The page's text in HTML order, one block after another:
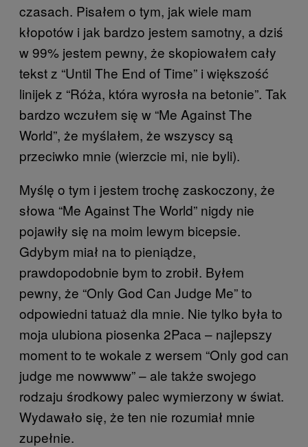
czasach. Pisałem o tym, jak wiele mam
kłopotów i jak bardzo jestem samotny, a dziś
w 99% jestem pewny, że skopiowałem cały
tekst z “Until The End of Time” i większość
linijek z “Róża, która wyrosła na betonie”. Tak
bardzo wczułem się w “Me Against The
World”, że myślałem, że wszyscy są
przeciwko mnie (wierzcie mi, nie byli).
Myślę o tym i jestem trochę zaskoczony, że
słowa “Me Against The World” nigdy nie
pojawiły się na moim lewym bicepsie.
Gdybym miał na to pieniądze,
prawdopodobnie bym to zrobił. Byłem
pewny, że “Only God Can Judge Me” to
odpowiedni tatuaż dla mnie. Nie tylko była to
moja ulubiona piosenka 2Paca – najlepszy
moment to te wokale z wersem “Only god can
judge me nowwww” – ale także swojego
rodzaju środkowy palec wymierzony w świat.
Wydawało się, że ten nie rozumiał mnie
zupełnie.